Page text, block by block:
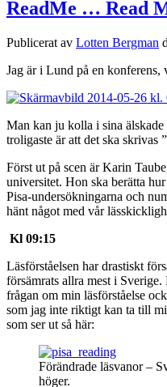
ReadMe … Read
Publicerat av Lotten Bergman
Jag är i Lund på en konferens,
Man kan ju kolla i sina
troligaste är att det ska skrivas ”
Först ut på scen är Karin
universitet. Hon ska berätta
Pisa-undersökningarna och
hänt något med vår
Kl 09:15
Läsförståelsen har drastiskt
försämrats allra mest i
frågan om min läsförståelse
som jag inte riktigt kan ta till
som ser ut så här:
Förändrade läsvanor –
höger.